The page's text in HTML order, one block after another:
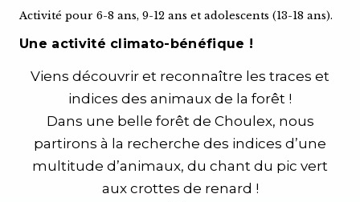
Activité pour 6-8 ans, 9-12 ans et adolescents (13-18 ans).
Une activité climato-bénéfique !
Viens découvrir et reconnaître les traces et
indices des animaux de la forêt !
Dans une belle forêt de Choulex, nous
partirons à la recherche des indices d’une
multitude d’animaux, du chant du pic vert
aux crottes de renard !